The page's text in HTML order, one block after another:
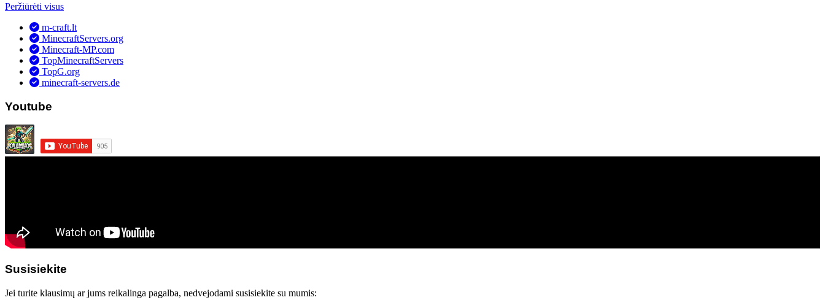
Peržiūrėti visus
m-craft.lt
MinecraftServers.org
Minecraft-MP.com
TopMinecraftServers
TopG.org
minecraft-servers.de
Youtube
Susisiekite
Jei turite klausimų ar jums reikalinga pagalba, nedvejodami susisiekite su mumis: